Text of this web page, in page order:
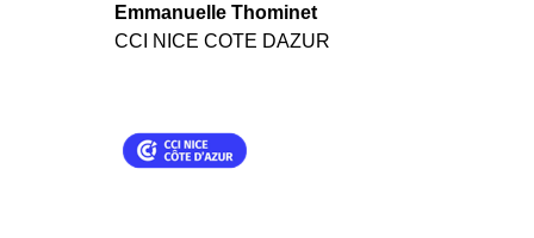
Emmanuelle Thominet
CCI NICE COTE DAZUR